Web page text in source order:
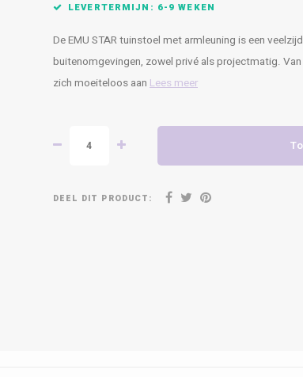
LEVERTERMIJN: 6-9 WEKEN
De EMU STAR tuinstoel met armleuning is een
buitenomgevingen, zowel privé als projectmatig.
zich moeiteloos aan Lees meer
DEEL DIT PRODUCT: